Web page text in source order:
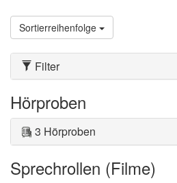
Sortierreihenfolge
Filter
Hörproben
3 Hörproben
Sprechrollen (Filme)